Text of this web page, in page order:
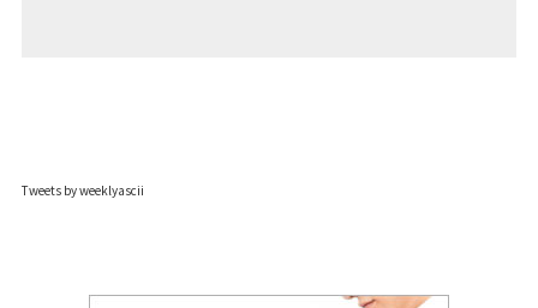
Tweets by weeklyascii